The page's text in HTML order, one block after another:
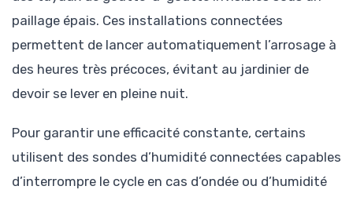
paillage épais. Ces installations connectées
permettent de lancer automatiquement l’arrosage à
des heures très précoces, évitant au jardinier de
devoir se lever en pleine nuit.
Pour garantir une efficacité constante, certains
utilisent des sondes d’humidité connectées capables
d’interrompre le cycle en cas d’ondée ou d’humidité